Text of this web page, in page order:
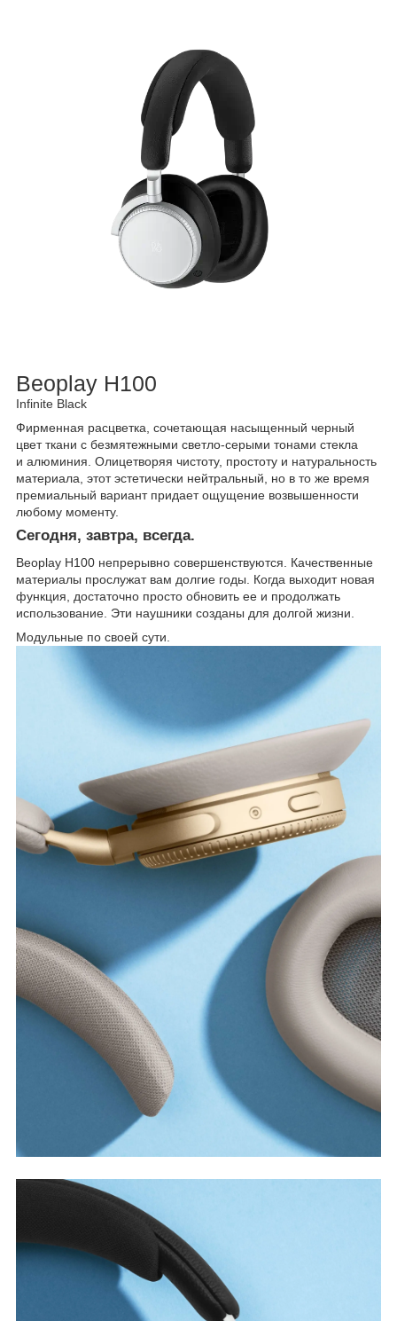
Beoplay H100
Infinite Black
Фирменная расцветка, сочетающая насыщенный черный
цвет ткани с безмятежными светло-серыми тонами стекла
и алюминия. Олицетворяя чистоту, простоту и натуральность
материала, этот эстетически нейтральный, но в то же время
премиальный вариант придает ощущение возвышенности
любому моменту.
Сегодня, завтра, всегда.
Beoplay H100 непрерывно совершенствуются. Качественные
материалы прослужат вам долгие годы. Когда выходит новая
функция, достаточно просто обновить ее и продолжать
использование. Эти наушники созданы для долгой жизни.
Модульные по своей сути.